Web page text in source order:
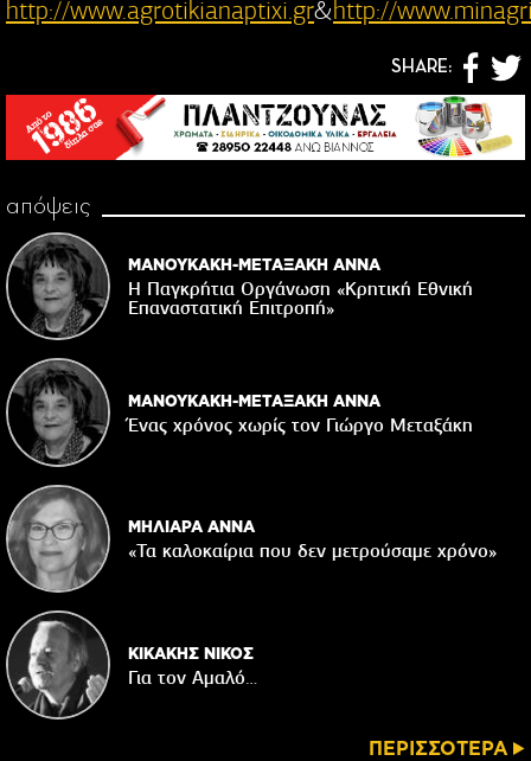
http://www.agrotikianaptixi.gr&http://
SHARE:
απόψεις
ΜΑΝΟΥΚΑΚΗ-ΜΕΤΑΞΑΚΗ ΑΝΝΑ
Η Παγκρήτια Οργάνωση «Κρητική Εθνική
Επαναστατική Eπιτροπή»
ΜΑΝΟΥΚΑΚΗ-ΜΕΤΑΞΑΚΗ ΑΝΝΑ
Ένας χρόνος χωρίς τον Γιώργο Μεταξάκη
ΜΗΛΙΑΡΑ ΑΝΝΑ
«Τα καλοκαίρια που δεν μετρούσαμε χρόνο»
ΚΙΚΑΚΗΣ ΝΙΚΟΣ
Για τον Αμαλό…
ΠΕΡΙΣΣΟΤΕΡΑ